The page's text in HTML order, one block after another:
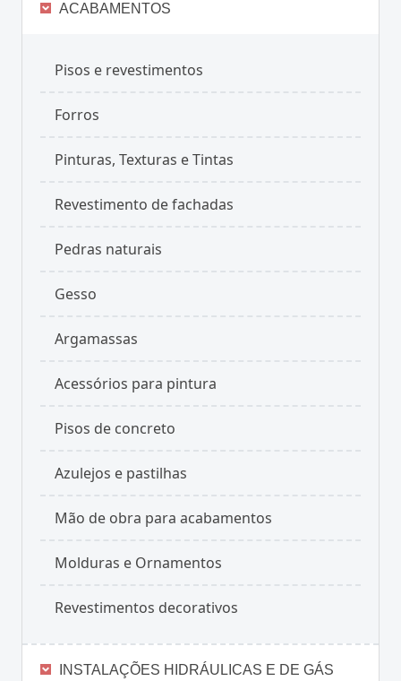
ACABAMENTOS
Pisos e revestimentos
Forros
Pinturas, Texturas e Tintas
Revestimento de fachadas
Pedras naturais
Gesso
Argamassas
Acessórios para pintura
Pisos de concreto
Azulejos e pastilhas
Mão de obra para acabamentos
Molduras e Ornamentos
Revestimentos decorativos
INSTALAÇÕES HIDRÁULICAS E DE GÁS